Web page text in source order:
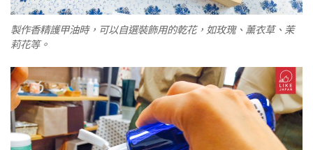
製作香精護甲油時，可以自選裝飾用的乾花，如玫瑰、薰衣草、茉
莉花等。